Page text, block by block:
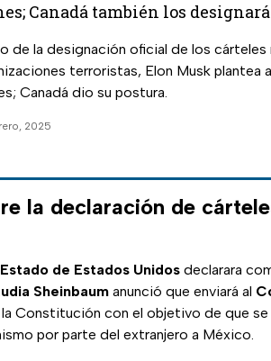
Canadá también los
de la designación oficial de los
terroristas, Elon Musk plantea
Canadá dio su postura.
2025
la declaración de
de Estados Unidos declarara
Sheinbaum anunció que enviará al
Constitución con el objetivo de que se
por parte del extranjero a México.